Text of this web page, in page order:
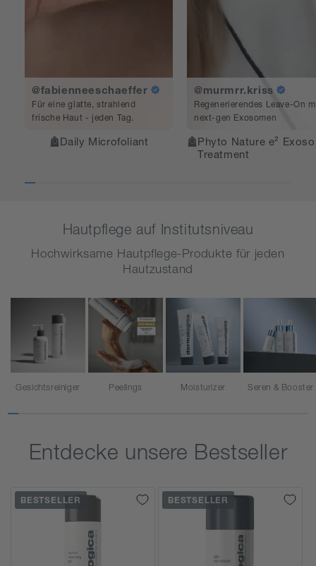
@fabienneeschaeffer
Für eine glatte, strahlend
frische Haut - jeden Tag.
Daily Microfoliant
@murmrr.kriss
Regenerierendes Leave-On
next-gen Exosomen
Phyto Nature e²
Treatment
Hautpflege auf Institutsniveau
Hochwirksame Hautpflege-Produkte für jeden
Hautzustand
Gesichtsreiniger Peelings Moisturizer Seren & Booster
Entdecke unsere Bestseller
BESTSELLER BESTSELLER